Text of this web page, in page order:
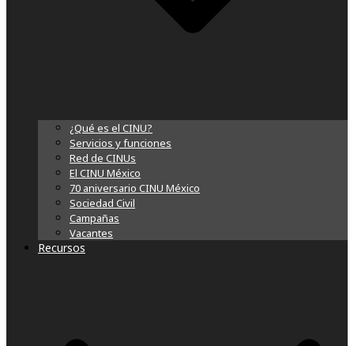
¿Qué es el CINU?
Servicios y funciones
Red de CINUs
El CINU México
70 aniversario CINU México
Sociedad Civil
Campañas
Vacantes
Recursos